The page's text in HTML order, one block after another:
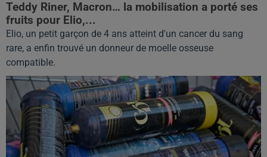
Teddy Riner, Macron… la mobilisation a porté ses
fruits pour Elio,...
Elio, un petit garçon de 4 ans atteint d'un cancer du sang
rare, a enfin trouvé un donneur de moelle osseuse
compatible.